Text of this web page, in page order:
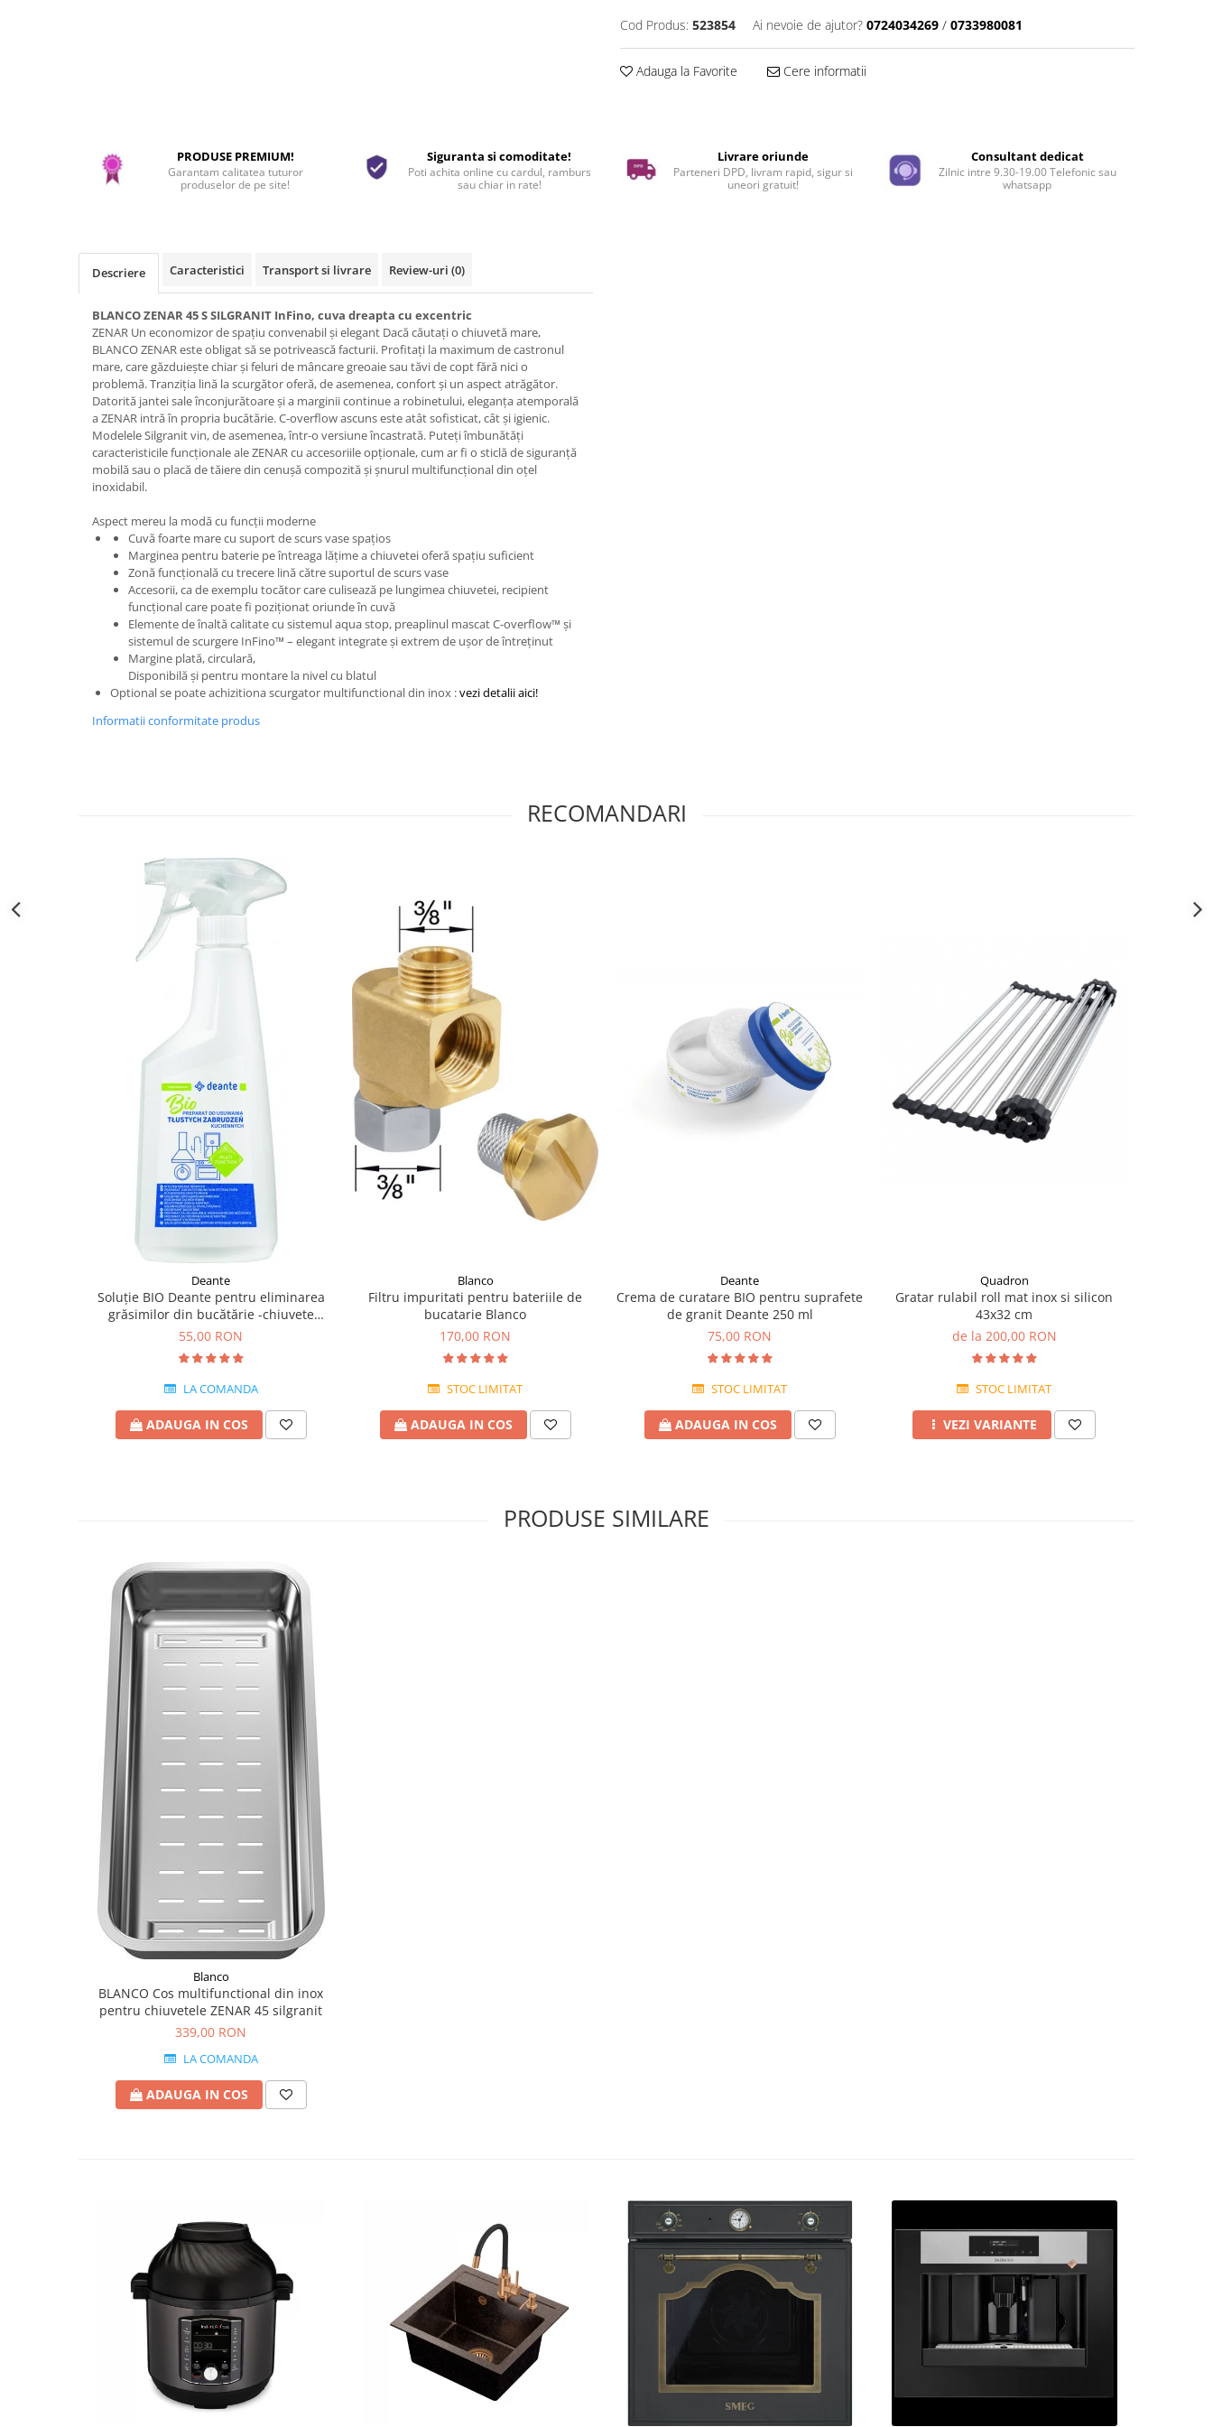
Cod Produs: 523854 Ai nevoie de ajutor? 0724034269 / 0733980081
Adauga la Favorite Cere informatii
PRODUSE PREMIUM!
Garantam calitatea tuturor
produselor de pe site!
Siguranta si comoditate!
Poti achita online cu cardul, ramburs
sau chiar in rate!
Livrare oriunde
Parteneri DPD, livram rapid, sigur si
uneori gratuit!
Consultant dedicat
Zilnic intre 9.30-19.00 Telefonic sau
whatsapp
Descriere Caracteristici Transport si livrare Review-uri (0)
BLANCO ZENAR 45 S SILGRANIT InFino, cuva dreapta cu excentric
ZENAR Un economizor de spațiu convenabil și elegant Dacă căutați o chiuvetă mare,
BLANCO ZENAR este obligat să se potrivească facturii. Profitați la maximum de castronul
mare, care găzduiește chiar și feluri de mâncare greoaie sau tăvi de copt fără nici o
problemă. Tranziția lină la scurgător oferă, de asemenea, confort și un aspect atrăgător.
Datorită jantei sale înconjurătoare și a marginii continue a robinetului, eleganța atemporală
a ZENAR intră în propria bucătărie. C-overflow ascuns este atât sofisticat, cât și igienic.
Modelele Silgranit vin, de asemenea, într-o versiune încastrată. Puteți îmbunătăți
caracteristicile funcționale ale ZENAR cu accesoriile opționale, cum ar fi o sticlă de siguranță
mobilă sau o placă de tăiere din cenușă compozită și șnurul multifuncțional din oțel
inoxidabil.
Aspect mereu la modă cu funcții moderne
Cuvă foarte mare cu suport de scurs vase spațios
Marginea pentru baterie pe întreaga lățime a chiuvetei oferă spațiu suficient
Zonă funcțională cu trecere lină către suportul de scurs vase
Accesorii, ca de exemplu tocător care culisează pe lungimea chiuvetei, recipient
funcțional care poate fi poziționat oriunde în cuvă
Elemente de înaltă calitate cu sistemul aqua stop, preaplinul mascat C-overflow™ și
sistemul de scurgere InFino™ – elegant integrate și extrem de ușor de întreținut
Margine plată, circulară,
Disponibilă și pentru montare la nivel cu blatul
Optional se poate achizitiona scurgator multifunctional din inox :vezi detalii aici!
Informatii conformitate produs
RECOMANDARI
Deante
Soluție BIO Deante pentru eliminarea
grăsimilor din bucătărie -chiuvete
granit,ceramica si inox
55,00 RON
LA COMANDA
ADAUGA IN COS
Blanco
Filtru impuritati pentru bateriile de
bucatarie Blanco
170,00 RON
STOC LIMITAT
ADAUGA IN COS
Deante
Crema de curatare BIO pentru suprafete
de granit Deante 250 ml
75,00 RON
STOC LIMITAT
ADAUGA IN COS
Quadron
Gratar rulabil roll mat inox si silicon
43x32 cm
de la 200,00 RON
STOC LIMITAT
VEZI VARIANTE
PRODUSE SIMILARE
Blanco
BLANCO Cos multifunctional din inox
pentru chiuvetele ZENAR 45 silgranit
339,00 RON
LA COMANDA
ADAUGA IN COS